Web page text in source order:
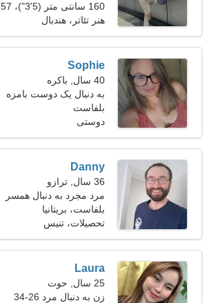
45
160 سانتی متر (5'3")، 57
کیلوگرم (125 پوند)
هنر تئاتر، هندبال
Sophie
40 سال, باکره
به دنبال یک دوست بامزه
بلفاست
دوستی
Danny
36 سال, ترازو
مرد مجرد به دنبال همسر
بلفاست، بریتانیا
تحصیلات، تنیس
Laura
25 سال, حوت
زن به دنبال مرد 26-34